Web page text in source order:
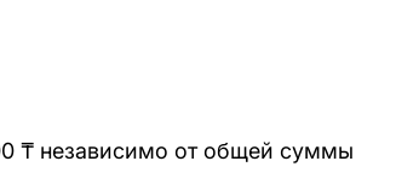
₸ независимо от общей суммы